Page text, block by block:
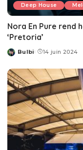
Deep House
Nora En Pure rend
‘Pretoria’
Posted
Bulbi 14 juin 2024